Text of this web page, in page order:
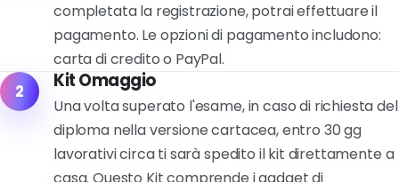
completata la registrazione, potrai effettuare il
pagamento. Le opzioni di pagamento includono:
carta di credito o PayPal.
2 Kit Omaggio
Una volta superato l'esame, in caso di richiesta del
diploma nella versione cartacea, entro 30 gg
lavorativi circa ti sarà spedito il kit direttamente a